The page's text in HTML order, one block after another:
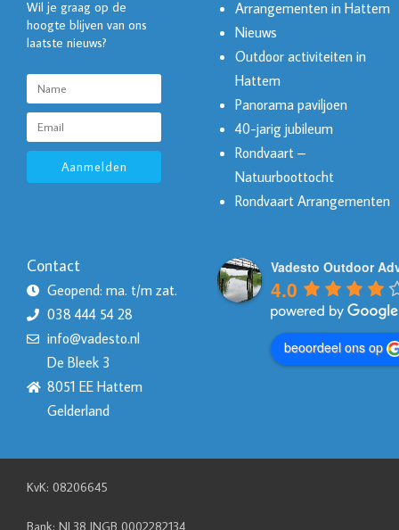
Wil je graag op de
hoogte blijven van ons
laatste nieuws?
Aanmelden
Arrangementen in Hattem
Nieuws
Outdoor activiteiten in
Hattem
Panorama paviljoen
40-jarig jubileum
Rondvaart –
Natuurboottocht
Rondvaart Arrangementen
Contact
Geopend: ma. t/m zat.
038 444 54 28
info@vadesto.nl
De Bleek 3
8051 EE Hattem
Gelderland
Vadesto Outdoor
4.0
beoordeel ons op
KvK: 08206645
Bank: NL38 INGB 0002282134